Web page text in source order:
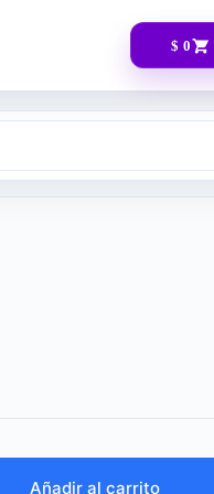
$ 0
Añadir al carrito